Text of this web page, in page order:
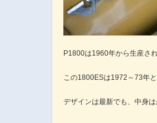
P1800は1960年から生産さ
この1800ESは1972～73年
デザインは最新でも、中身